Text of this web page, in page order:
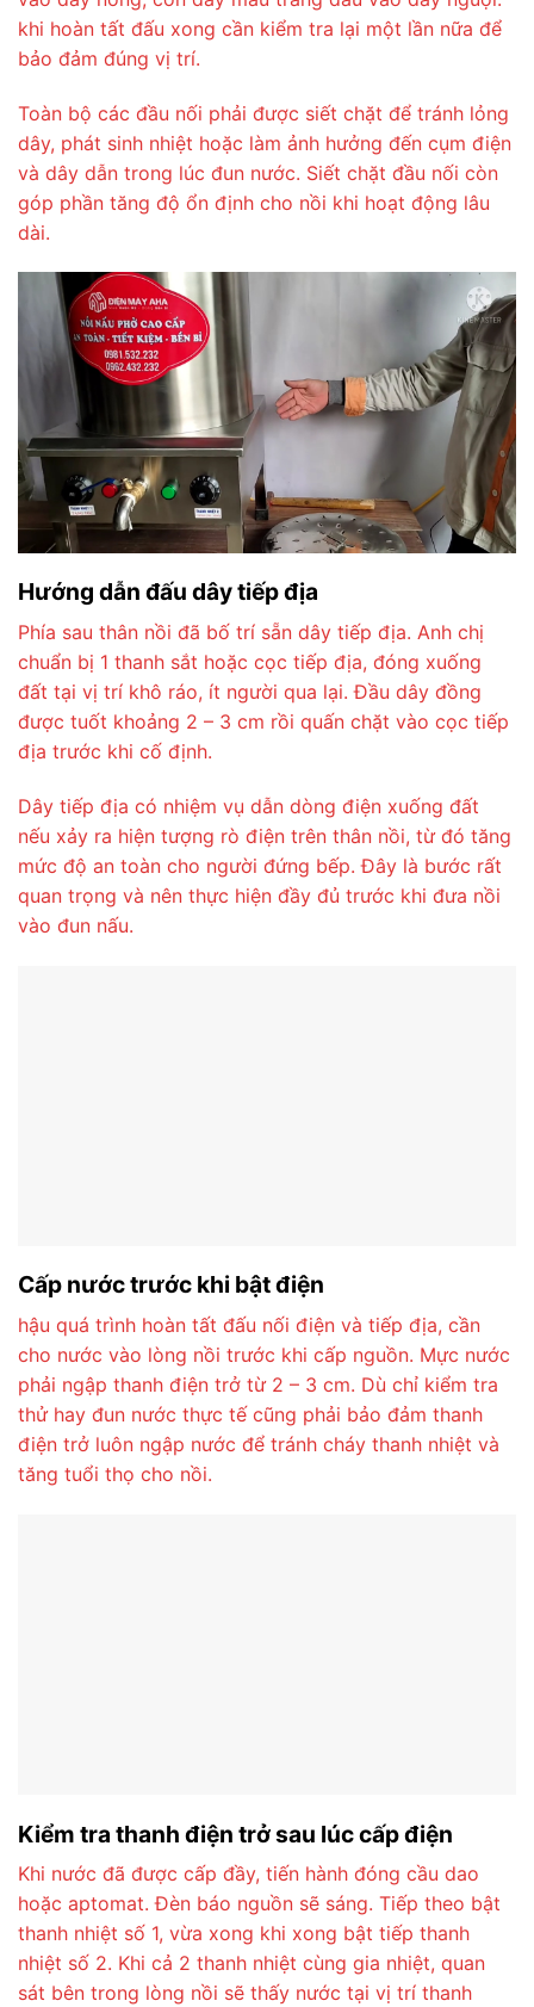
khi hoàn tất đấu xong cần kiểm tra lại một lần nữa để
bảo đảm đúng vị trí.
Toàn bộ các đầu nối phải được siết chặt để tránh lỏng
dây, phát sinh nhiệt hoặc làm ảnh hưởng đến cụm điện
và dây dẫn trong lúc đun nước. Siết chặt đầu nối còn
góp phần tăng độ ổn định cho nồi khi hoạt động lâu
dài.
Hướng dẫn đấu dây tiếp địa
Phía sau thân nồi đã bố trí sẵn dây tiếp địa. Anh chị
chuẩn bị 1 thanh sắt hoặc cọc tiếp địa, đóng xuống
đất tại vị trí khô ráo, ít người qua lại. Đầu dây đồng
được tuốt khoảng 2 – 3 cm rồi quấn chặt vào cọc tiếp
địa trước khi cố định.
Dây tiếp địa có nhiệm vụ dẫn dòng điện xuống đất
nếu xảy ra hiện tượng rò điện trên thân nồi, từ đó tăng
mức độ an toàn cho người đứng bếp. Đây là bước rất
quan trọng và nên thực hiện đầy đủ trước khi đưa nồi
vào đun nấu.
Cấp nước trước khi bật điện
hậu quá trình hoàn tất đấu nối điện và tiếp địa, cần
cho nước vào lòng nồi trước khi cấp nguồn. Mực nước
phải ngập thanh điện trở từ 2 – 3 cm. Dù chỉ kiểm tra
thử hay đun nước thực tế cũng phải bảo đảm thanh
điện trở luôn ngập nước để tránh cháy thanh nhiệt và
tăng tuổi thọ cho nồi.
Kiểm tra thanh điện trở sau lúc cấp điện
Khi nước đã được cấp đầy, tiến hành đóng cầu dao
hoặc aptomat. Đèn báo nguồn sẽ sáng. Tiếp theo bật
thanh nhiệt số 1, vừa xong khi xong bật tiếp thanh
nhiệt số 2. Khi cả 2 thanh nhiệt cùng gia nhiệt, quan
sát bên trong lòng nồi sẽ thấy nước tại vị trí thanh